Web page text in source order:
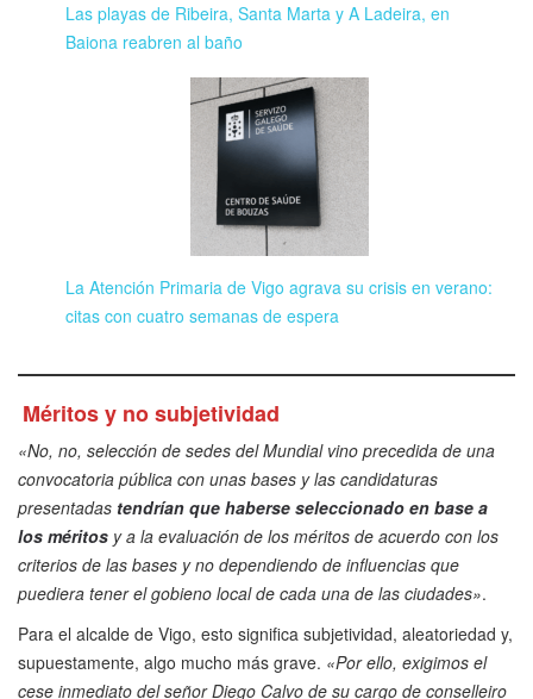
Las playas de Ribeira, Santa Marta y A Ladeira, en
Baiona reabren al baño
La Atención Primaria de Vigo agrava su crisis en verano:
citas con cuatro semanas de espera
Méritos y no subjetividad
«No, no, selección de sedes del Mundial vino precedida de una
convocatoria pública con unas bases y las candidaturas
presentadas tendrían que haberse seleccionado en base a
los méritos y a la evaluación de los méritos de acuerdo con los
criterios de las bases y no dependiendo de influencias que
puediera tener el gobieno local de cada una de las ciudades».
Para el alcalde de Vigo, esto significa subjetividad, aleatoriedad y,
supuestamente, algo mucho más grave. «Por ello, exigimos el
cese inmediato del señor Diego Calvo de su cargo de conselleiro